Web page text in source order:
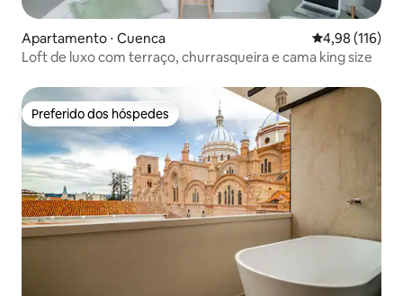
Apartamento ⋅ Cuenca 4,98 de uma
4,98 (116)
Loft de luxo com terraço, churrasqueira e cama king size
Preferido dos hóspedes
Preferido dos hóspedes